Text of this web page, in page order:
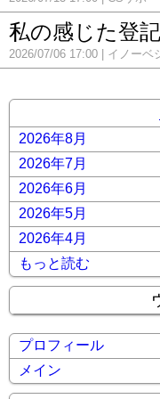
私の感じた登
2026/07/06 17:00 イノーベ
2026年8月
2026年7月
2026年6月
2026年5月
2026年4月
もっと読む
プロフィール
メイン